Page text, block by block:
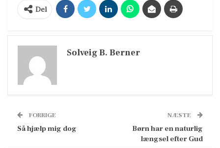
Del
Solveig B. Berner
FORRIGE
Så hjælp mig dog
NÆSTE
Børn har en naturlig
længsel efter Gud